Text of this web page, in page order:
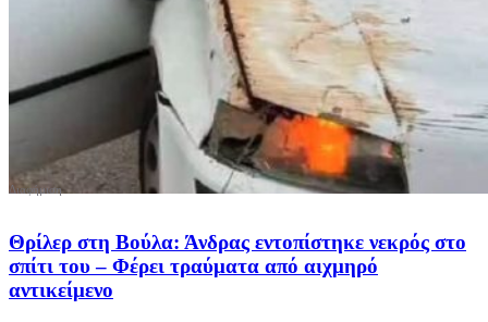
Θρίλερ στη Βούλα: Άνδρας εντοπίστηκε νεκρός στο
σπίτι του – Φέρει τραύματα από αιχμηρό
αντικείμενο